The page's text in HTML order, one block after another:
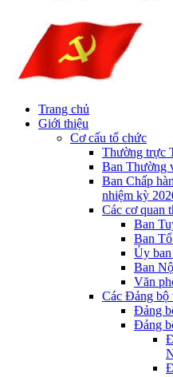
Trang chủ
Giới thiệu
Cơ cấu tổ chức
Thường trực
Ban Thường
Ban Chấp
nhiệm kỳ
Các cơ quan
Ban
Ban
Ủy
Ban
Văn
Các Đảng bộ
Đảng
Đảng